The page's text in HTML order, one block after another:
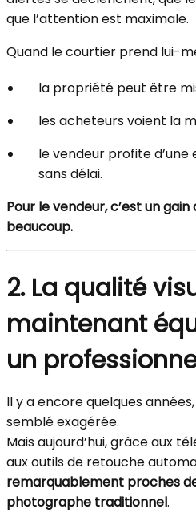
que l’attention est maximale.
Quand le courtier prend lui-
la propriété peut être
les acheteurs voient la
le vendeur profite
sans délai.
Pour le vendeur, c’est un
beaucoup.
2. La qualité
maintenant
un
Il y a encore quelques
semblé exagérée.
Mais aujourd’hui, grâce aux
aux outils de retouche
remarquablement proches
photographe traditionnel.